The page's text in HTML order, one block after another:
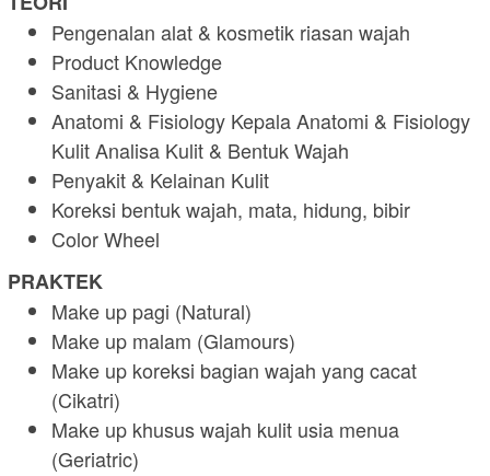
Pengenalan alat & kosmetik riasan wajah
Product Knowledge
Sanitasi & Hygiene
Anatomi & Fisiology Kepala Anatomi & Fisiology
Kulit Analisa Kulit & Bentuk Wajah
Penyakit & Kelainan Kulit
Koreksi bentuk wajah, mata, hidung, bibir
Color Wheel
PRAKTEK
Make up pagi (Natural)
Make up malam (Glamours)
Make up koreksi bagian wajah yang cacat
(Cikatri)
Make up khusus wajah kulit usia menua
(Geriatric)